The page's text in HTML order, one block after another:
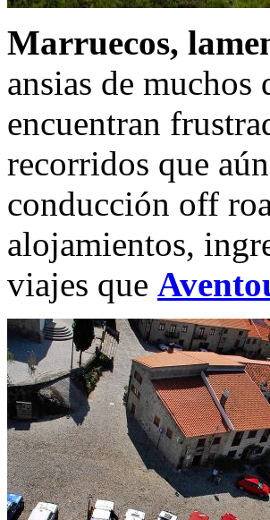
Marruecos,
ansias de
encuentran
recorridos que
conducción off
alojamientos,
viajes que